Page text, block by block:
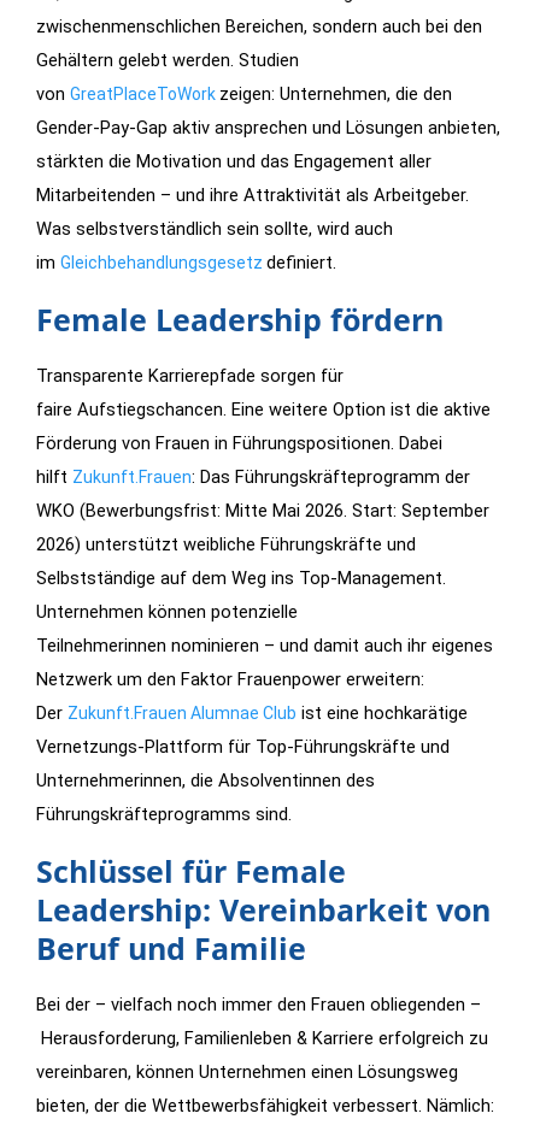
zwischenmenschlichen Bereichen, sondern auch bei den
Gehältern gelebt werden. Studien
von GreatPlaceToWork zeigen: Unternehmen, die den
Gender-Pay-Gap aktiv ansprechen und Lösungen anbieten,
stärkten die Motivation und das Engagement aller
Mitarbeitenden – und ihre Attraktivität als Arbeitgeber.
Was selbstverständlich sein sollte, wird auch
im Gleichbehandlungsgesetz definiert.
Female Leadership fördern
Transparente Karrierepfade sorgen für
faire Aufstiegschancen. Eine weitere Option ist die aktive
Förderung von Frauen in Führungspositionen. Dabei
hilft Zukunft.Frauen: Das Führungskräfteprogramm der
WKO (Bewerbungsfrist: Mitte Mai 2026. Start: September
2026) unterstützt weibliche Führungskräfte und
Selbstständige auf dem Weg ins Top-Management.
Unternehmen können potenzielle
Teilnehmerinnen nominieren – und damit auch ihr eigenes
Netzwerk um den Faktor Frauenpower erweitern:
Der Zukunft.Frauen Alumnae Club ist eine hochkarätige
Vernetzungs-Plattform für Top-Führungskräfte und
Unternehmerinnen, die Absolventinnen des
Führungskräfteprogramms sind.
Schlüssel für Female
Leadership: Vereinbarkeit von
Beruf und Familie
Bei der – vielfach noch immer den Frauen obliegenden –
Herausforderung, Familienleben & Karriere erfolgreich zu
vereinbaren, können Unternehmen einen Lösungsweg
bieten, der die Wettbewerbsfähigkeit verbessert. Nämlich: